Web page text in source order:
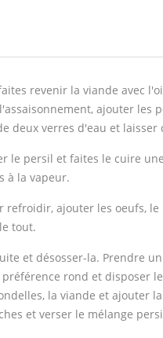
revenir la viande avec
ajouter les
deux verres d'eau et laisser
le persil et faites le cuire une
à la vapeur.
refroidir, ajouter les oeufs, le
tout.
et désosser-la. Prendre un
rond et disposer
la viande et ajouter la
et verser le mélange